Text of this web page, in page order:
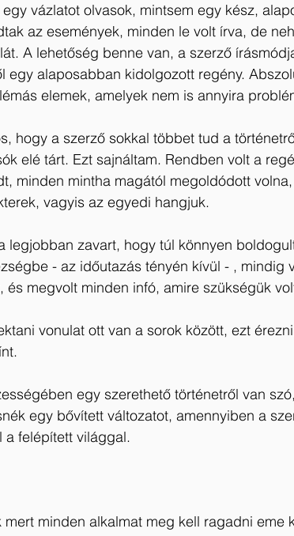
vázlatot olvasok, mintsem egy kész,
az események, minden le volt írva, de
A lehetőség benne van, a szerző
egy alaposabban kidolgozott regény.
elemek, amelyek nem is annyira
hogy a szerző sokkal többet tud a
elé tárt. Ezt sajnáltam. Rendben volt a
minden mintha magától megoldódott
vagyis az egyedi hangjuk.
legjobban zavart, hogy túl könnyen
- az időutazás tényén kívül - , mindig
és megvolt minden infó, amire szükségük
vonulat ott van a sorok között, ezt
egy szerethető történetről van
egy bővített változatot, amennyiben a
a felépített világgal.
mert minden alkalmat meg kell ragadni eme